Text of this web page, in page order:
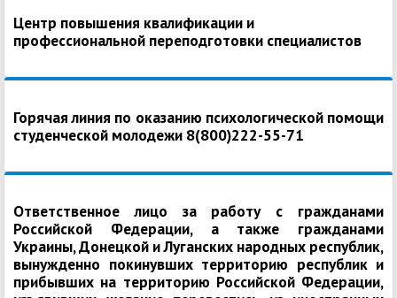
Центр повышения квалификации и
профессиональной переподготовки специалистов
Горячая линия по оказанию психологической помощи
студенческой молодежи 8(800)222-55-71
Ответственное лицо за работу с гражданами
Российской Федерации, а также гражданами
Украины, Донецкой и Луганских народных республик,
вынужденно покинувших территорию республик и
прибывших на территорию Российской Федерации,